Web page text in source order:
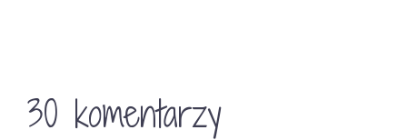
30 komentarzy